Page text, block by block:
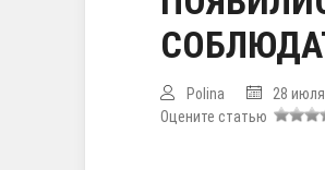
Polina 28
Оцените статью